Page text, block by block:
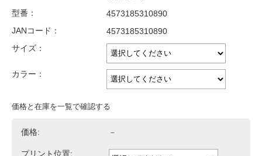
型番：
4573185310890
JANコード：
4573185310890
サイズ：
カラー：
価格と在庫を一覧で確認する
価格: －
プリント位置: